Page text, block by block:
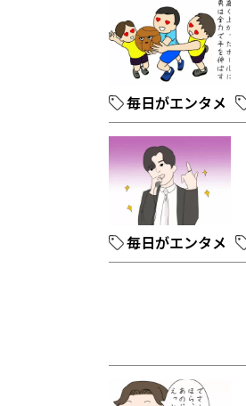
毎日がエンタメ
毎日がエンタメ